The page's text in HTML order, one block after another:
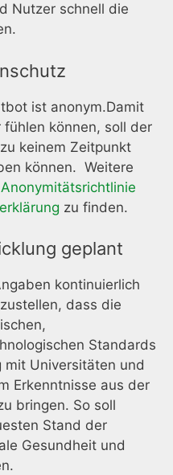
Nutzer schnell die
ist anonym.Damit
können, soll der
keinem Zeitpunkt
können. Weitere
Anonymitätsrichtlinie
zu finden.
geplant
kontinuierlich
dass die
Standards
mit Universitäten und
Erkenntnisse aus der
bringen. So soll
Stand der
Gesundheit und